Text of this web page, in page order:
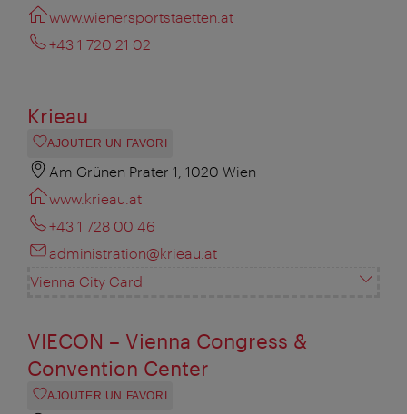
www.wienersportstaetten.at
+43 1 720 21 02
Krieau
AJOUTER UN FAVORI
Am Grünen Prater 1, 1020 Wien
www.krieau.at
+43 1 728 00 46
administration@krieau.at
Vienna City Card
VIECON – Vienna Congress &
Convention Center
AJOUTER UN FAVORI